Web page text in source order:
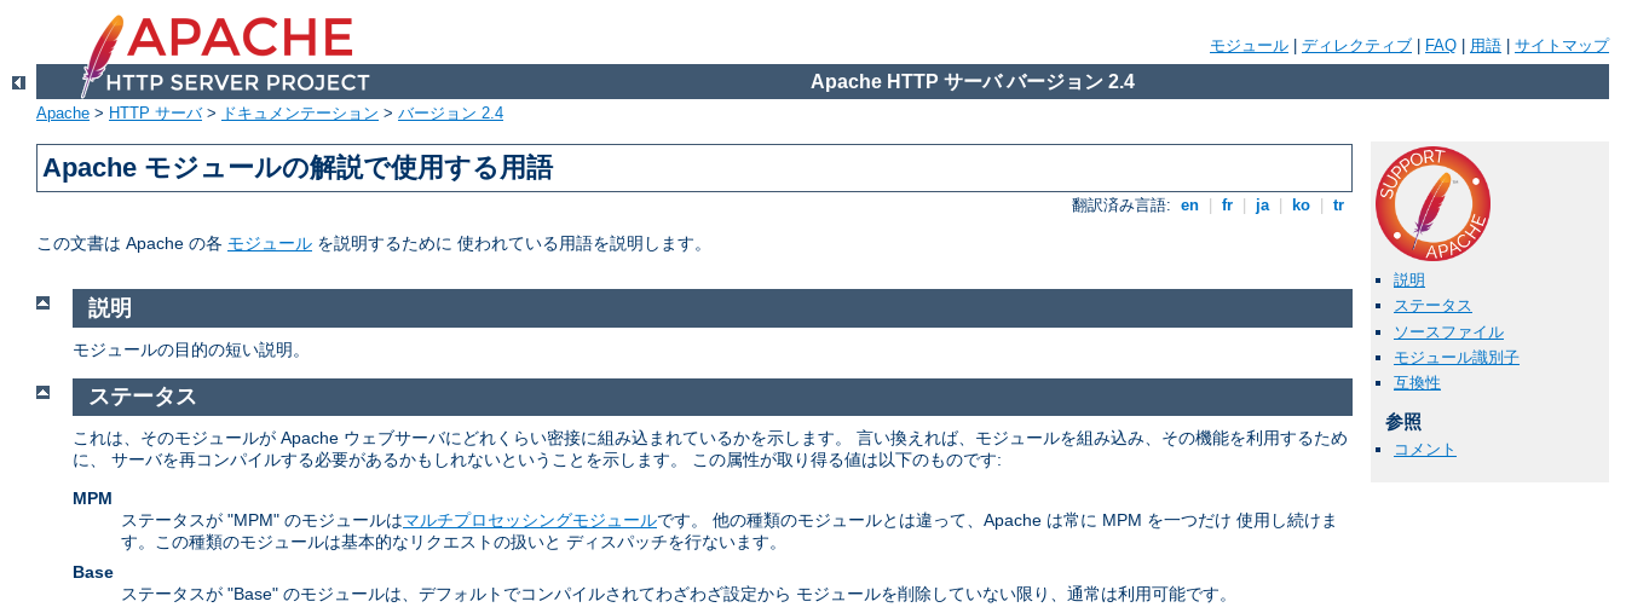
モジュール ディレクティブ FAQ 用語 サイトマップ
Apache HTTP サーバ バージョン 2.4
Apache > HTTP サーバ> ドキュメンテーション > バージョン 2.4
Apache モジュールの解説で使用する用語
翻訳済み言語: en fr ja ko tr
この文書は Apache の各 モジュール を説明するために 使われている用語を説明します。
説明
ステータス
ソースファイル
モジュール識別子
互換性
参照
コメント
説明
モジュールの目的の短い説明。
ステータス
これは、そのモジュールが Apache ウェブサーバにどれくらい密接に組み込まれているかを示します。 言い換えれば、モジュールを組み込み、その機能を利用するため
に、 サーバを再コンパイルする必要があるかもしれないということを示します。 この属性が取り得る値は以下のものです:
MPM
ステータスが "MPM" のモジュールはマルチプロセッシングモジュールです。 他の種類のモジュールとは違って、Apache は常に MPM を一つだけ 使用し続けま
す。この種類のモジュールは基本的なリクエストの扱いと ディスパッチを行ないます。
Base
ステータスが "Base" のモジュールは、デフォルトでコンパイルされてわざわざ設定から モジュールを削除していない限り、通常は利用可能です。